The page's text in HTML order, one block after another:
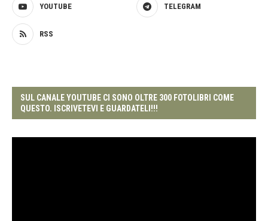
YOUTUBE TELEGRAM
RSS
SUL CANALE YOUTUBE CI SONO OLTRE 300 FOTOLIBRI COME
QUESTO. ISCRIVETEVI E GUARDATELI!!!